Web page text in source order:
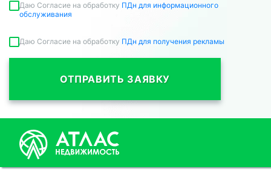
Даю Согласие на обработку ПДн для информационного
обслуживания
Даю Согласие на обработку ПДн для получения рекламы
ОТПРАВИТЬ ЗАЯВКУ